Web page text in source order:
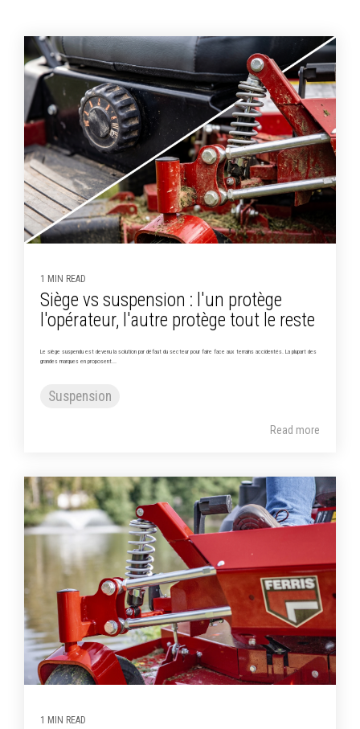
1 MIN READ
Siège vs suspension : l'un protège
l'opérateur, l'autre protège tout le reste
Le siège suspendu est devenu la solution par défaut du secteur pour faire face aux terrains accidentés. La plupart des
grandes marques en proposent...
Suspension
Read more
1 MIN READ